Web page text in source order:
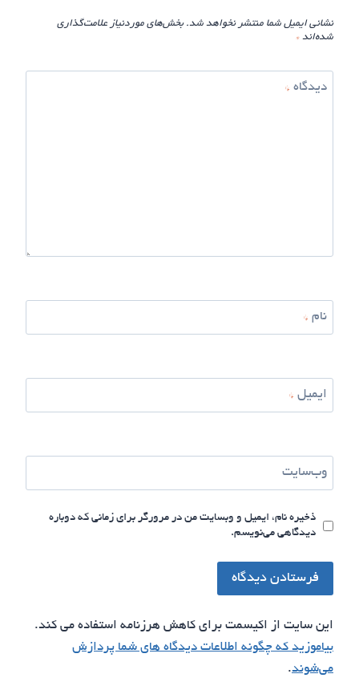
نشانی ایمیل شما منتشر نخواهد شد. بخش‌های موردنیاز علامت‌گذاری
شده‌اند *
دیدگاه *
نام *
ایمیل *
وب‌سایت
ذخیره نام، ایمیل و وبسایت من در مرورگر برای زمانی که دوباره
دیدگاهی می‌نویسم.
این سایت از اکیسمت برای کاهش هرزنامه استفاده می کند.
بیاموزید که چگونه اطلاعات دیدگاه های شما پردازش
می‌شوند.